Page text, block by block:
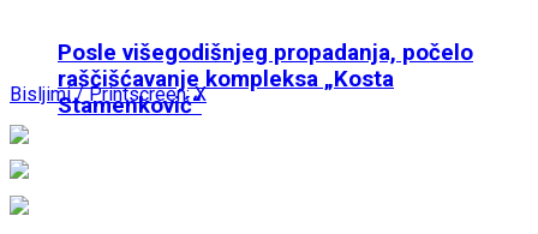
Posle višegodišnjeg propadanja, počelo
raščišćavanje kompleksa „Kosta
Stamenković“
Bisljimi / Printscreen: X